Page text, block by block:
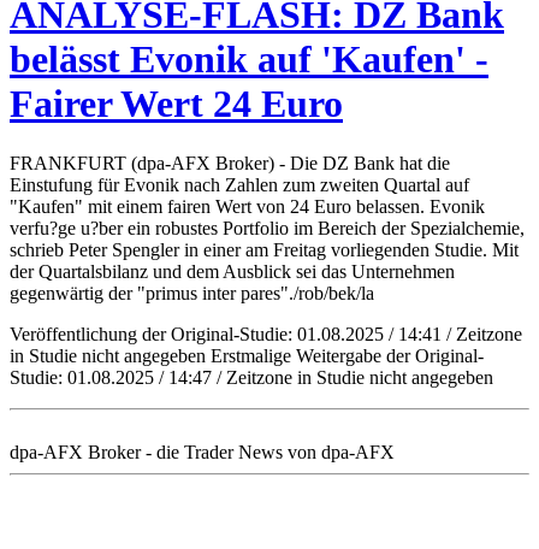
ANALYSE-FLASH: DZ Bank
belässt Evonik auf 'Kaufen' -
Fairer Wert 24 Euro
FRANKFURT (dpa-AFX Broker) - Die DZ Bank hat die
Einstufung für Evonik nach Zahlen zum zweiten Quartal auf
"Kaufen" mit einem fairen Wert von 24 Euro belassen. Evonik
verfu?ge u?ber ein robustes Portfolio im Bereich der Spezialchemie,
schrieb Peter Spengler in einer am Freitag vorliegenden Studie. Mit
der Quartalsbilanz und dem Ausblick sei das Unternehmen
gegenwärtig der "primus inter pares"./rob/bek/la
Veröffentlichung der Original-Studie: 01.08.2025 / 14:41 / Zeitzone
in Studie nicht angegeben Erstmalige Weitergabe der Original-
Studie: 01.08.2025 / 14:47 / Zeitzone in Studie nicht angegeben
dpa-AFX Broker - die Trader News von dpa-AFX